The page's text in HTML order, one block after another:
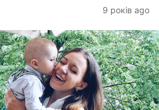
9 років ago